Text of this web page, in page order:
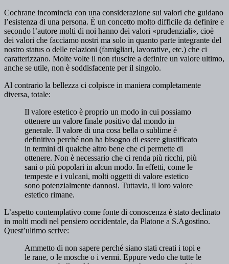
Cochrane incomincia con una considerazione sui valori che guidano
l’esistenza di una persona. È un concetto molto difficile da definire e
secondo l’autore molti di noi hanno dei valori «prudenziali», cioè
dei valori che facciamo nostri ma solo in quanto parte integrante del
nostro status o delle relazioni (famigliari, lavorative, etc.) che ci
caratterizzano. Molte volte il non riuscire a definire un valore ultimo,
anche se utile, non è soddisfacente per il singolo.
Al contrario la bellezza ci colpisce in maniera completamente
diversa, totale:
Il valore estetico è proprio un modo in cui possiamo
ottenere un valore finale positivo dal mondo in
generale. Il valore di una cosa bella o sublime è
definitivo perché non ha bisogno di essere giustificato
in termini di qualche altro bene che ci permette di
ottenere. Non è necessario che ci renda più ricchi, più
sani o più popolari in alcun modo. In effetti, come le
tempeste e i vulcani, molti oggetti di valore estetico
sono potenzialmente dannosi. Tuttavia, il loro valore
estetico rimane.
L’aspetto contemplativo come fonte di conoscenza è stato declinato
in molti modi nel pensiero occidentale, da Platone a S.Agostino.
Quest’ultimo scrive:
Ammetto di non sapere perché siano stati creati i topi e
le rane, o le mosche o i vermi. Eppure vedo che tutte le